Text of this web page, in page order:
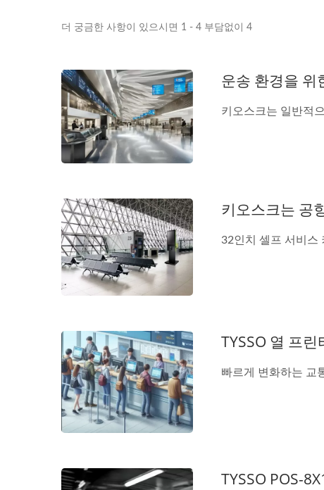
더 궁금한 사항이 있으시면 1 - 4 부담없이 4
운송 환경을 위
키오스크는 일반적
키오스크는 공
32인치 셀프 서비스
TYSSO 열 프
빠르게 변화하는 교
TYSSO POS-